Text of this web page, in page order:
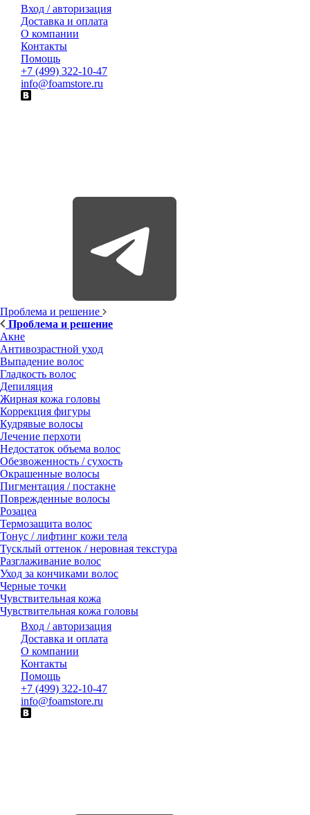
Вход / авторизация
Доставка и оплата
О компании
Контакты
Помощь
+7 (499) 322-10-47
info@foamstore.ru
Проблема и решение
Проблема и решение
Акне
Антивозрастной уход
Выпадение волос
Гладкость волос
Депиляция
Жирная кожа головы
Коррекция фигуры
Кудрявые волосы
Лечение перхоти
Недостаток объема волос
Обезвоженность / сухость
Окрашенные волосы
Пигментация / постакне
Поврежденные волосы
Розацеа
Термозащита волос
Тонус / лифтинг кожи тела
Тусклый оттенок / неровная текстура
Разглаживание волос
Уход за кончиками волос
Черные точки
Чувствительная кожа
Чувствительная кожа головы
Вход / авторизация
Доставка и оплата
О компании
Контакты
Помощь
+7 (499) 322-10-47
info@foamstore.ru